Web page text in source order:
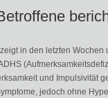
in den letzten
und Impulsivität
jedoch ohne